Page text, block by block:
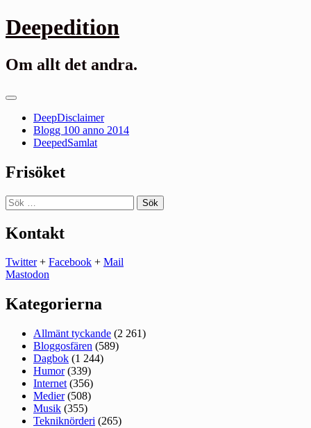
Gå
till
Deepedition
Om allt det andra.
Primär
DeepDisclaimer
Blogg 100 anno 2014
DeepedSamlat
Frisöket
Sök
efter:
Kontakt
Twitter+ Facebook + Mail
Mastodon
Kategorierna
Allmänt tyckande (2 261)
Bloggosfären (589)
Dagbok (1 244)
Humor(339)
Internet (356)
Medier(508)
Musik (355)
Tekniknörderi (265)